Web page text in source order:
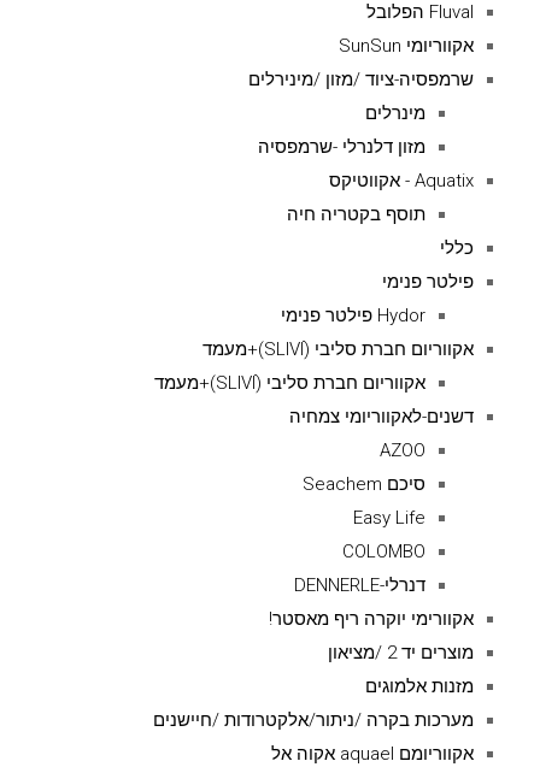
Fluval הפלובל
אקווריומי SunSun
שרמפסיה-ציוד /מזון /מינירלים
מינרלים
מזון דלנרלי -שרמפסיה
Aquatix - אקווטיקס
תוסף בקטריה חיה
כללי
פילטר פנימי
Hydor פילטר פנימי
אקווריום חברת סליבי (SLIVIׂׂ)+מעמד
אקווריום חברת סליבי (SLIVIׂׂ)+מעמד
דשנים-לאקווריומי צמחיה
AZOO
סיכם Seachem
Easy Life
COLOMBO
דנרלי-DENNERLE
אקוורימי יוקרה ריף מאסטר!
מוצרים יד 2 /מציאון
מזנות אלמוגים
מערכות בקרה /ניתור/אלקטרודות /חיישנים
אקווריומם aquael אקוה אל